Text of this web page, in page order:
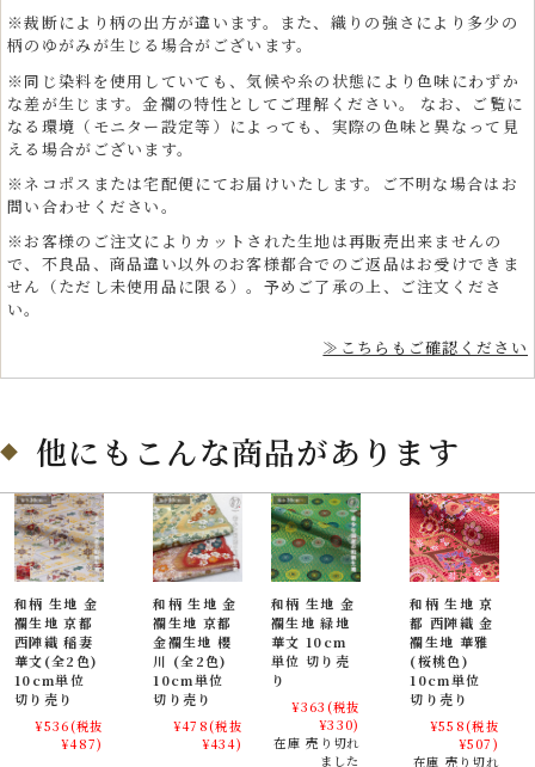
プロフェッショナルと愛好家のための多用途和ファッ
ション生地
ザイナーなど、プロフェッショナルな分野でも高く評価されています。
贈り物や小物にぴったりの日本製金襴織物
金襴生地は、巾着やバッグ、和小物、風呂敷、ギフトラッピング布とし
ても人気があり、日本らしさを感じる海外土産としても喜ばれます。
大人の趣味から、お子様や園児、学生まで、幅広い層にご利用頂けま
す。宮司や僧侶など、伝統的な職業の方々にも重宝されているほか、イ
ンテリアやお土産品を製造する土産品製造者や工務店の方々にも人気の
にも応用可能です。
※裁断により柄の出方が違います。また、織りの強さにより多少の
柄のゆがみが生じる場合がございます。
※同じ染料を使用していても、気候や糸の状態により色味にわずか
な差が生じます。金襴の特性としてご理解ください。 なお、ご覧に
なる環境（モニター設定等）によっても、実際の色味と異なって見
える場合がございます。
※ネコポスまたは宅配便にてお届けいたします。ご不明な場合はお
問い合わせください。
※お客様のご注文によりカットされた生地は再販売出来ませんの
で、不良品、商品違い以外のお客様都合でのご返品はお受けできま
せん（ただし未使用品に限る）。予めご了承の上、ご注文くださ
い。
≫こちらもご確認ください
他にもこんな商品があります
和柄 生地 金
襴生地 京都
西陣織 稲妻
華文(全2色)
10cm単位
切り売り
¥536(税抜
¥487)
和柄 生地 金
襴生地 京都
金襴生地 櫻
川 (全2色)
10cm単位
切り売り
¥478(税抜
¥434)
和柄 生地 金
襴生地 緑地
華文 10cm
単位 切り売
り
¥363 (税抜
¥330)
在庫 売り切れ
ました
和柄 生地 京
都 西陣織 金
襴生地 華雅
(桜桃色)
10cm単位
切り売り
¥558(税抜
¥507)
在庫 売り切れ